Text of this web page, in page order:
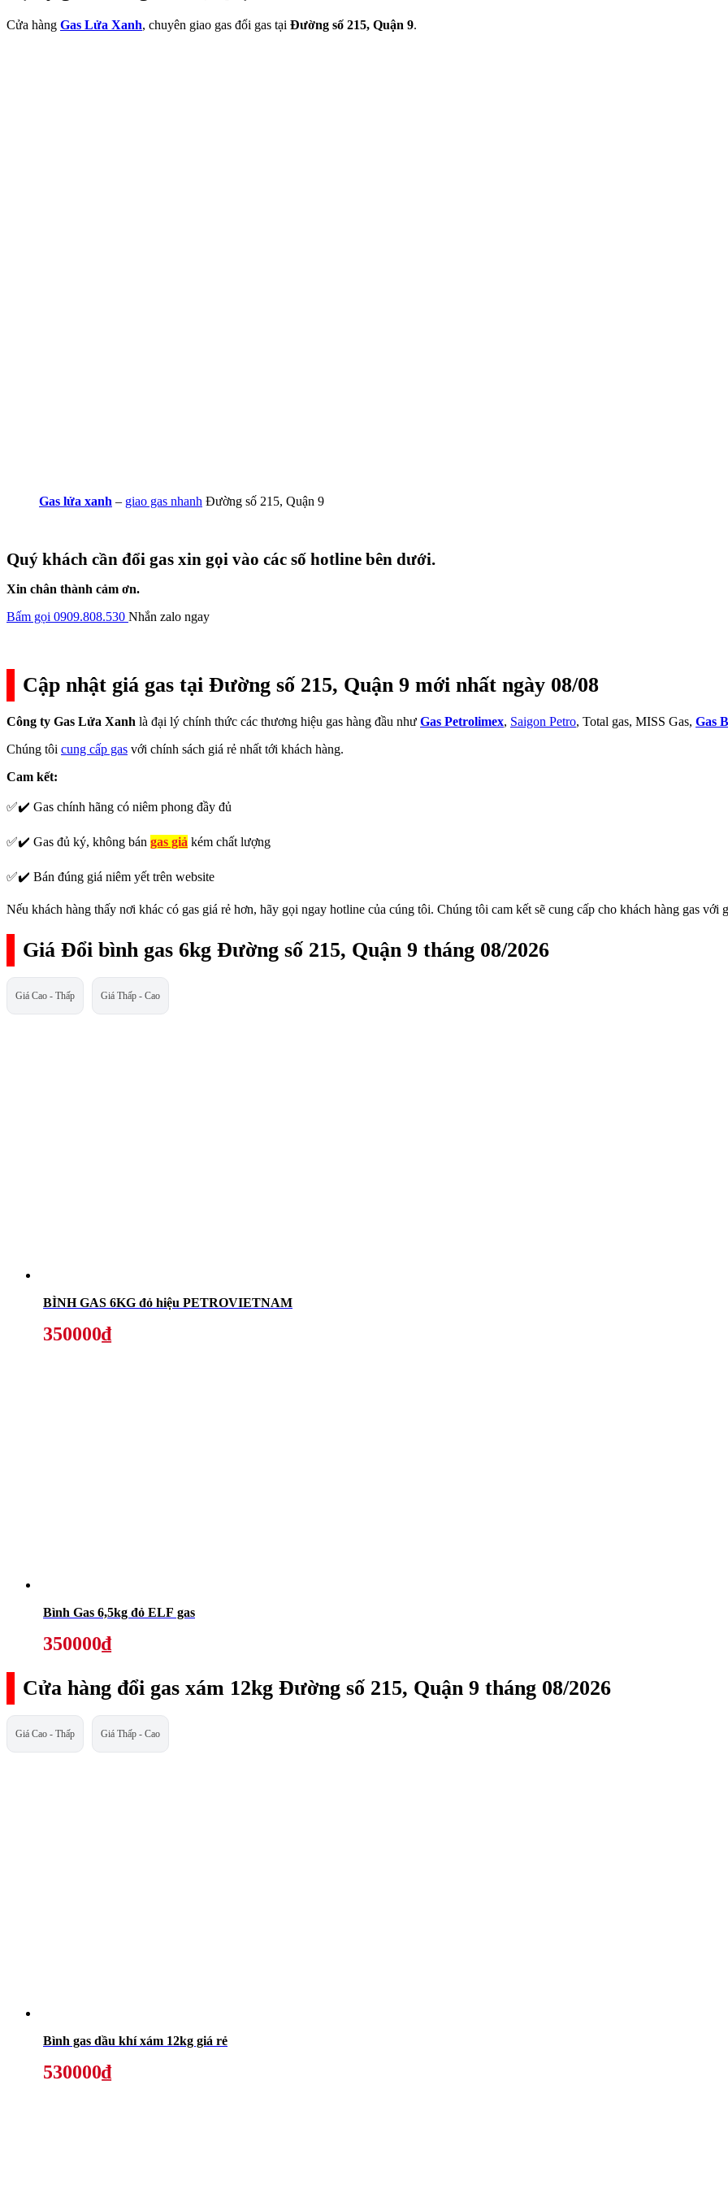
Cửa hàng Gas Lửa Xanh, chuyên giao gas đổi gas tại Đường số 215, Quận 9.
Gas lửa xanh – giao gas nhanh Đường số 215, Quận 9
Quý khách cần đổi gas xin gọi vào các số hotline bên dưới.
Xin chân thành cảm ơn.
Bấm gọi 0909.808.530 Nhắn zalo ngay
Cập nhật giá gas tại Đường số 215, Quận 9 mới nhất ngày 08/08
Công ty Gas Lửa Xanh là đại lý chính thức các thương hiệu gas hàng đầu như Gas Petrolimex, Saigon Petro, Total gas, MISS Gas, Gas
Chúng tôi cung cấp gas với chính sách giá rẻ nhất tới khách hàng.
Cam kết:
✅✔️ Gas chính hãng có niêm phong đầy đủ
✅✔️ Gas đủ ký, không bán gas giả kém chất lượng
✅✔️ Bán đúng giá niêm yết trên website
Nếu khách hàng thấy nơi khác có gas giá rẻ hơn, hãy gọi ngay hotline của cúng tôi. Chúng tôi cam kết sẽ cung cấp cho khách hàng gas với
Giá Đổi bình gas 6kg Đường số 215, Quận 9 tháng 08/2026
Giá Cao - Thấp Giá Thấp - Cao
BÌNH GAS 6KG đỏ hiệu PETROVIETNAM
350000₫
Bình Gas 6,5kg đỏ ELF gas
350000₫
Cửa hàng đổi gas xám 12kg Đường số 215, Quận 9 tháng 08/2026
Giá Cao - Thấp Giá Thấp - Cao
Bình gas dầu khí xám 12kg giá rẻ
530000₫